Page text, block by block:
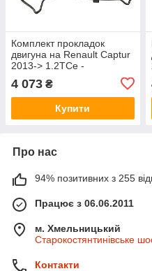
Комплект прокладок
двигуна на Renault Captur
2013-> 1.2TCe -
ElringKlinger - EL564880
4 073 ₴
Купити
Про нас
94% позитивних з 255
Працює з 06.06.2011
м. Хмельницький
Старокостянтинівське
Контакти